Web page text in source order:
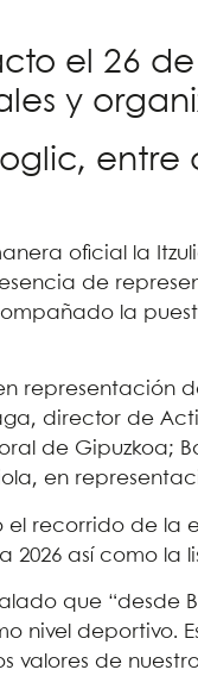
el 26
y
oficial la
de
la
representación
director de
de Gipuzkoa;
en
recorrido de la
así como la
que “desde
nivel deportivo.
de